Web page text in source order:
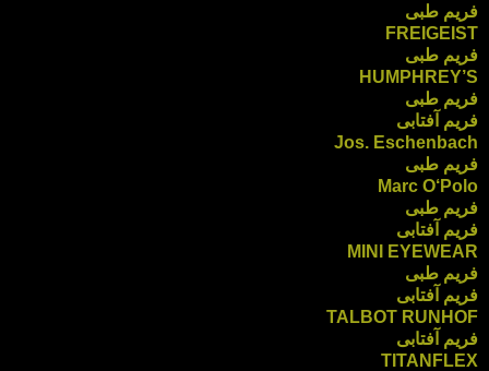
فریم طبی
FREIGEIST
فریم طبی
HUMPHREY’S
فریم طبی
فریم آفتابی
Jos. Eschenbach
فریم طبی
Marc O‘Polo
فریم طبی
فریم آفتابی
MINI EYEWEAR
فریم طبی
فریم آفتابی
TALBOT RUNHOF
فریم آفتابی
TITANFLEX